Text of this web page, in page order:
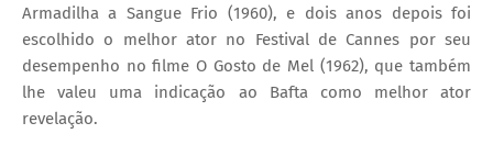
Armadilha a Sangue Frio (1960), e dois anos depois foi
escolhido o melhor ator no Festival de Cannes por seu
desempenho no filme O Gosto de Mel (1962), que também
lhe valeu uma indicação ao Bafta como melhor ator
revelação.